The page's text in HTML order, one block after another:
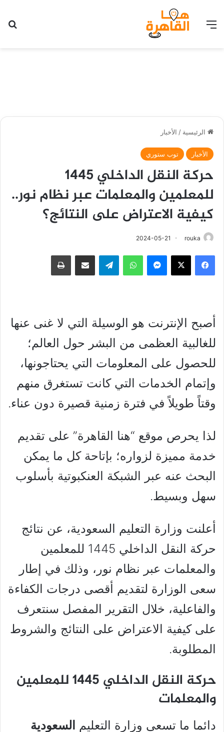
القائمة
الرئيسية / الأخبار
الأخبار توب ستوري
حركة النقل الداخلي 1445
للمعلمين والمعلمات عبر نظام نور..
كيفية الاعتراض على النتائج؟
rouka
2024-05-21
فيسبوك ‫X ماسنجر واتساب تيلقرام مشاركة عبر البريد طباعة
أصبح الإنترنت هو الوسيلة التي لا غنى عنها
للغالبية العظمى من البشر حول العالم؛
للحصول على المعلومات التي يحتاجونها،
وإتمام الخدمات التي كانت تستغرق منهم
وقتاً طويلاً في فترة زمنية قصيرة دون عناء.
لذا يحرص موقع “هنا القاهرة” على تقديم
خدمة مميزة لزواره؛ بإتاحة كل ما يمكن
البحث عنه عبر الشبكة العنكبوتية بأسلوب
سهل وبسيط.
أعلنت وزارة التعليم السعودية، عن نتائج
حركة النقل الداخلي 1445 للمعلمين
والمعلمات عبر نظام نور، وذلك في إطار
سعى الوزارة لتقديم أقصى درجات الكفاءة
والفاعلية، خلال التقرير المفصل سنتعرف
على كيفية الاعتراض على النتائج والشروط
المطلوبة.
حركة النقل الداخلي 1445 للمعلمين
والمعلمات
دائما ما تسعى وزارة التعليم السعودية